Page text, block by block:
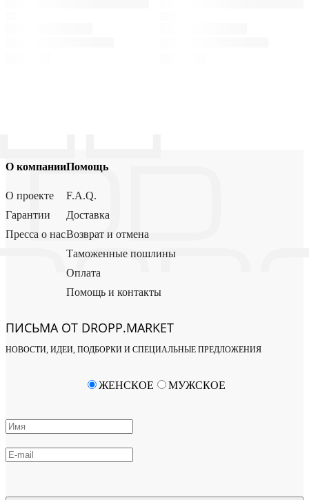
О компании
О проекте
Гарантии
Пресса о нас
Помощь
F.A.Q.
Доставка
Возврат и отмена
Таможенные пошлины
Оплата
Помощь и контакты
ПИСЬМА ОТ DROPP.MARKET
НОВОСТИ, ИДЕИ, ПОДБОРКИ И СПЕЦИАЛЬНЫЕ ПРЕДЛОЖЕНИЯ
ЖЕНСКОЕ МУЖСКОЕ